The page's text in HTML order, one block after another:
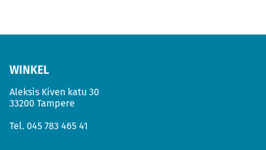
WINKEL
Aleksis Kiven katu 30
33200 Tampere
Tel. 045 783 465 41